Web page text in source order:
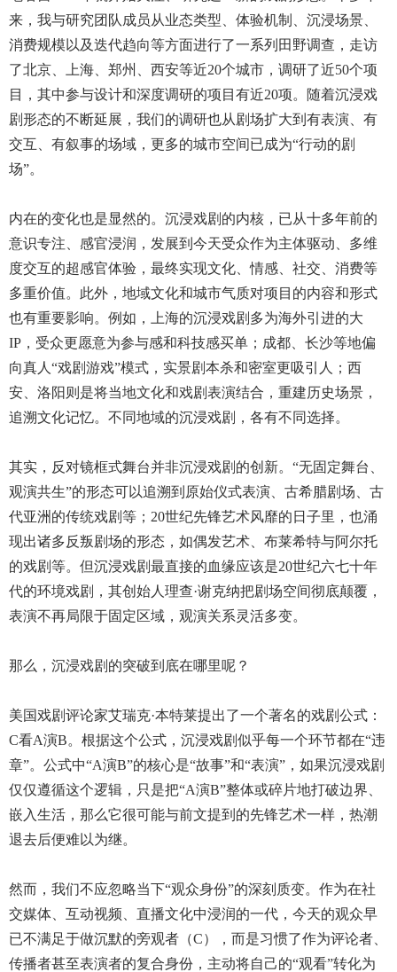
来，我与研究团队成员从业态类型、体验机制、沉浸场景、
消费规模以及迭代趋向等方面进行了一系列田野调查，走访
了北京、上海、郑州、西安等近20个城市，调研了近50个项
目，其中参与设计和深度调研的项目有近20项。随着沉浸戏
剧形态的不断延展，我们的调研也从剧场扩大到有表演、有
交互、有叙事的场域，更多的城市空间已成为“行动的剧
场”。
内在的变化也是显然的。沉浸戏剧的内核，已从十多年前的
意识专注、感官浸润，发展到今天受众作为主体驱动、多维
度交互的超感官体验，最终实现文化、情感、社交、消费等
多重价值。此外，地域文化和城市气质对项目的内容和形式
也有重要影响。例如，上海的沉浸戏剧多为海外引进的大
IP，受众更愿意为参与感和科技感买单；成都、长沙等地偏
向真人“戏剧游戏”模式，实景剧本杀和密室更吸引人；西
安、洛阳则是将当地文化和戏剧表演结合，重建历史场景，
追溯文化记忆。不同地域的沉浸戏剧，各有不同选择。
其实，反对镜框式舞台并非沉浸戏剧的创新。“无固定舞台、
观演共生”的形态可以追溯到原始仪式表演、古希腊剧场、古
代亚洲的传统戏剧等；20世纪先锋艺术风靡的日子里，也涌
现出诸多反叛剧场的形态，如偶发艺术、布莱希特与阿尔托
的戏剧等。但沉浸戏剧最直接的血缘应该是20世纪六七十年
代的环境戏剧，其创始人理查·谢克纳把剧场空间彻底颠覆，
表演不再局限于固定区域，观演关系灵活多变。
那么，沉浸戏剧的突破到底在哪里呢？
美国戏剧评论家艾瑞克·本特莱提出了一个著名的戏剧公式：
C看A演B。根据这个公式，沉浸戏剧似乎每一个环节都在“违
章”。公式中“A演B”的核心是“故事”和“表演”，如果沉浸戏剧
仅仅遵循这个逻辑，只是把“A演B”整体或碎片地打破边界、
嵌入生活，那么它很可能与前文提到的先锋艺术一样，热潮
退去后便难以为继。
然而，我们不应忽略当下“观众身份”的深刻质变。作为在社
交媒体、互动视频、直播文化中浸润的一代，今天的观众早
已不满足于做沉默的旁观者（C），而是习惯了作为评论者、
传播者甚至表演者的复合身份，主动将自己的“观看”转化为